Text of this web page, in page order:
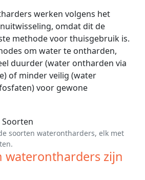
werken volgens het
omdat dit de
methode voor thuisgebruik is.
om water te ontharden,
duurder (water ontharden via
of minder veilig (water
voor gewone
soorten waterontharders, elk met
waterontharders zijn